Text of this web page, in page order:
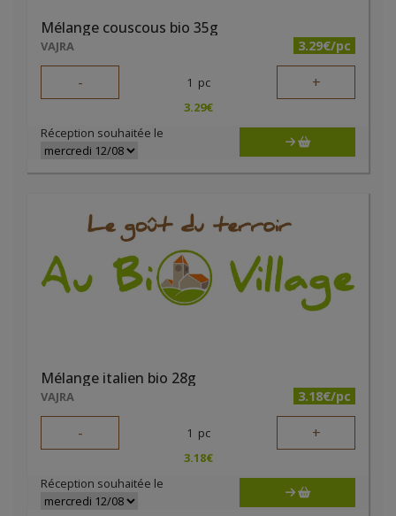
Mélange couscous bio 35g
VAJRA 3.29€/pc
- 1 pc +
3.29€
Réception souhaitée le
Mélange italien bio 28g
VAJRA 3.18€/pc
- 1 pc +
3.18€
Réception souhaitée le